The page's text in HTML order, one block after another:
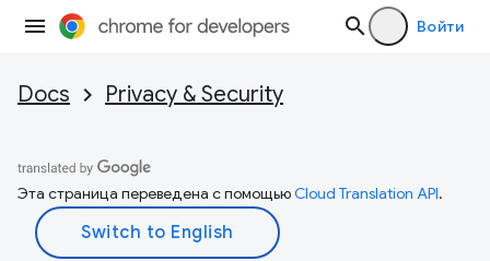
Войти
Docs Privacy & Security
Эта страница переведена с помощьюCloud Translation API.